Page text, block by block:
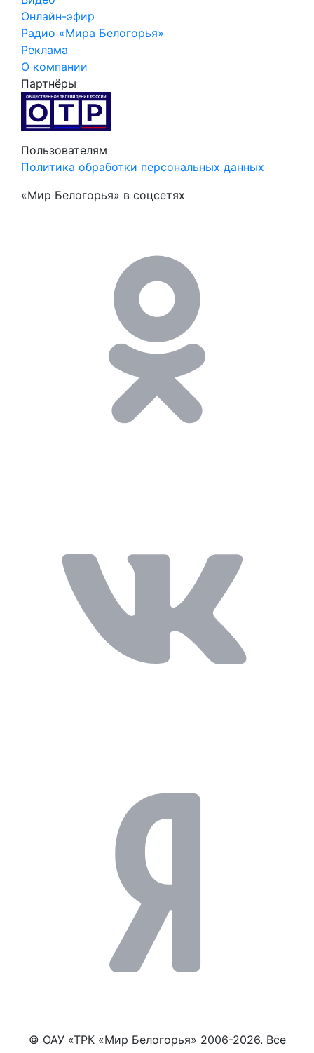
Онлайн-эфир
Радио «Мира Белогорья»
Реклама
О компании
Партнёры
Пользователям
Политика обработки персональных данных
«Мир Белогорья» в соцсетях
© ОАУ «ТРК «Мир Белогорья» 2006-2026. Все